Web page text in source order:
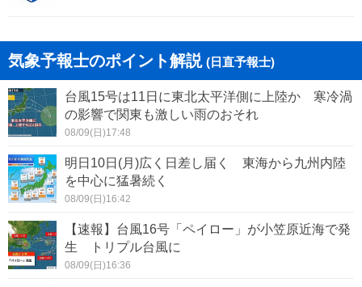
気象予報士のポイント解説 (日直予報士)
台風15号は11日に東北太平洋側に上陸か 寒冷渦
の影響で関東も激しい雨のおそれ
08/09(日)17:48
明日10日(月)広く日差し届く 東海から九州内陸
を中心に猛暑続く
08/09(日)16:42
【速報】台風16号「ペイロー」が小笠原近海で発
生 トリプル台風に
08/09(日)16:36